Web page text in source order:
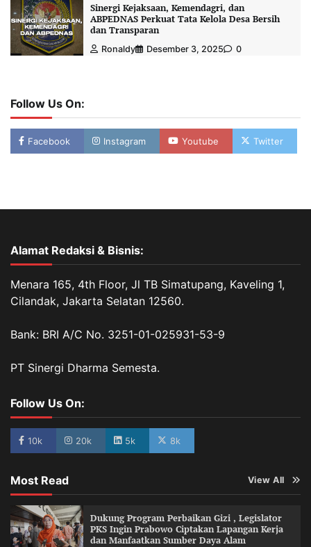
Sinergi Kejaksaan, Kemendagri, dan
ABPEDNAS Perkuat Tata Kelola Desa Bersih
dan Transparan
Ronaldy Desember 3, 2025 0
Follow Us On:
Facebook Instagram Youtube Twitter
Alamat Redaksi & Bisnis:
Menara 165, 4th Floor, Jl TB Simatupang, Kaveling 1,
Cilandak, Jakarta Selatan 12560.
Bank: BRI A/C No. 3251-01-025931-53-9
PT Sinergi Dharma Semesta.
Follow Us On:
10k 20k 5k 8k
Most Read View All
Dukung Program Perbaikan Gizi , Legislator
PKS Ingin Prabowo Ciptakan Lapangan Kerja
dan Manfaatkan Sumber Daya Alam